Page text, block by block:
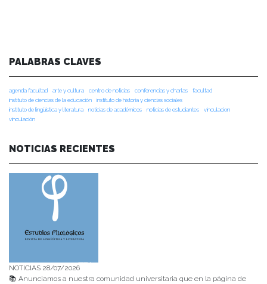
PALABRAS CLAVES
agenda facultad arte y cultura centro de noticias conferencias y charlas
facultad
instituto de ciencias de la educación
instituto de historia y ciencias sociales
instituto de lingüística y literatura
noticias de académicos noticias de estudiantes
vinculacion
vinculación
NOTICIAS RECIENTES
NOTICIAS 28/07/2026
📚 Anunciamos a nuestra comunidad universitaria que en la página de